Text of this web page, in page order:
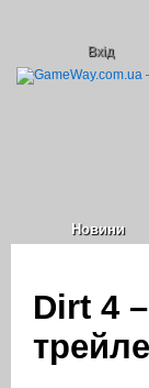
Вхід
Новини
Dirt 4